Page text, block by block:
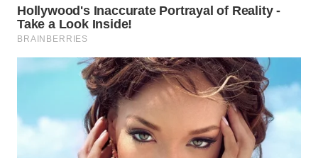
NATUNA
WN
BINTAN